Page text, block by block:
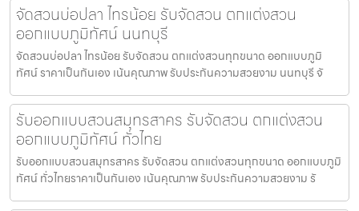
จัดสวนบ่อปลา ไทรน้อย รับจัดสวน ตกแต่งสวน
ออกแบบภูมิทัศน์ นนทบุรี
จัดสวนบ่อปลา ไทรน้อย รับจัดสวน ตกแต่งสวนทุกขนาด ออกแบบภูมิ
ทัศน์ ราคาเป็นกันเอง เน้นคุณภาพ รับประกันความสวยงาม นนทบุรี จั
รับออกแบบสวนสมุทรสาคร รับจัดสวน ตกแต่งสวน
ออกแบบภูมิทัศน์ ทั่วไทย
รับออกแบบสวนสมุทรสาคร รับจัดสวน ตกแต่งสวนทุกขนาด ออกแบบภูมิ
ทัศน์ ทั่วไทยราคาเป็นกันเอง เน้นคุณภาพ รับประกันความสวยงาม รั